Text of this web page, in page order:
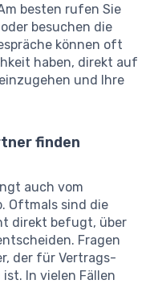
besten rufen Sie
besuchen die
können oft
haben, direkt auf
und Ihre
finden
auch vom
Oftmals sind die
direkt befugt, über
Fragen
der für Vertrags-
In vielen Fällen